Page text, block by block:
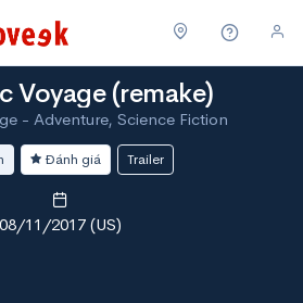
Voyage (remake)
- Adventure, Science Fiction
Đánh giá Trailer
08/11/2017 (US)